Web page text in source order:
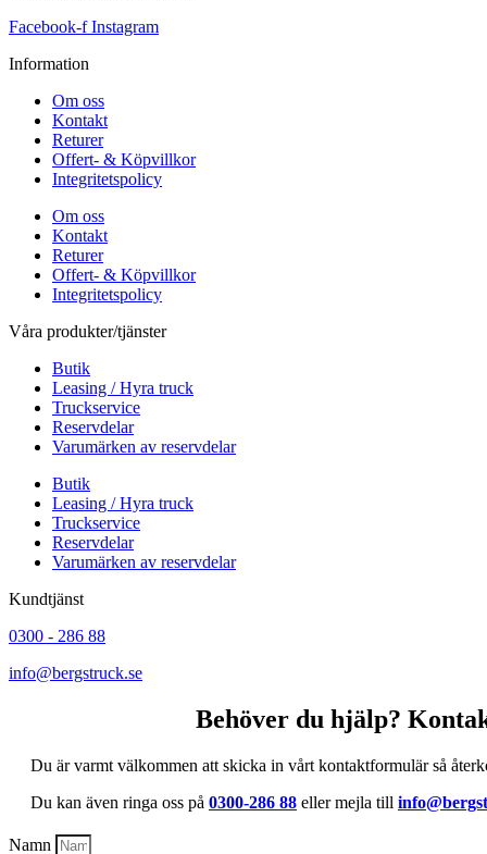
Facebook-f Instagram
Information
Om oss
Kontakt
Returer
Offert- & Köpvillkor
Integritetspolicy
Om oss
Kontakt
Returer
Offert- & Köpvillkor
Integritetspolicy
Våra produkter/tjänster
Butik
Leasing / Hyra truck
Truckservice
Reservdelar
Varumärken av reservdelar
Butik
Leasing / Hyra truck
Truckservice
Reservdelar
Varumärken av reservdelar
Kundtjänst
0300 - 286 88
info@bergstruck.se
Behöver du hjälp?
Du är varmt välkommen att skicka in vårt kontaktformulär så
Du kan även ringa oss på 0300-286 88 eller mejla till
Namn